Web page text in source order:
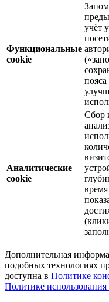
Функциональные
cookie
учёт
пояса
Аналитические
cookie
Сбор
Дополнительная
подобных технологиях
доступна в Политике
Политике